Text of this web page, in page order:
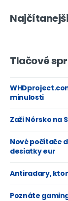
Tlačové
minulosti
Zaži Nórsko na
Nové počítače
desiatky eur
Antiradary,
Poznáte